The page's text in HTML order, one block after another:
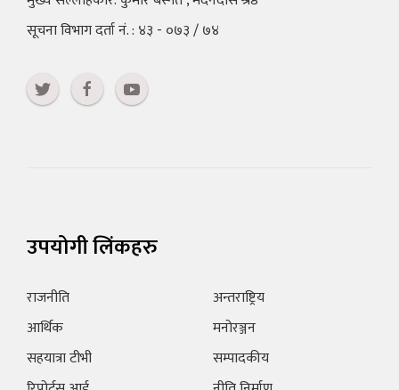
सूचना विभाग दर्ता नं. : ४३ - ०७३ / ७४
उपयोगी लिंकहरु
राजनीति
आर्थिक
सहयात्रा टीभी
अन्तराष्ट्रिय
मनोरञ्जन
सम्पादकीय